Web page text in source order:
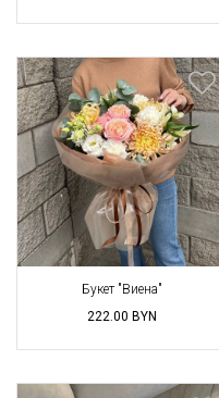
Букет "Виена"
222.00 BYN